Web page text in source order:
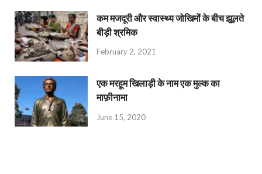
कम मजदूरी और स्वास्थ्य जोखिमों के बीच झूलते
बीड़ी श्रमिक
February 2, 2021
एक मरहूम खिलाड़ी के नाम एक मुल्क का
माफ़ीनामा
June 15, 2020